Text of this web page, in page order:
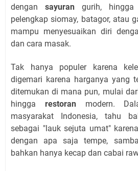
dengan sayurangurih, hingga
pelengkap siomay, batagor, atau
mampu menyesuaikan diri
dan cara masak.
Tak hanya populer karena
digemari karena harganya yang
ditemukan di mana pun, mulai
hingga restoranmodern.
masyarakat Indonesia, tahu
sebagai "lauk sejuta umat"
dengan apa saja tempe,
bahkan hanya kecap dan cabai